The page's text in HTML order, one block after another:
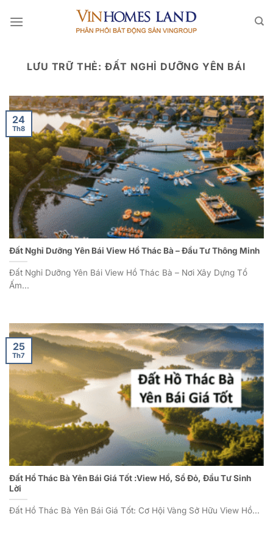
qua
LƯU TRỮ THẺ: ĐẤT NGHỈ DƯỠNG YÊN BÁI
Đất Nghỉ Dưỡng Yên Bái View Hồ Thác Bà – Đầu Tư Thông Minh
Đất Nghỉ Dưỡng Yên Bái View Hồ Thác Bà – Nơi Xây Dựng Tổ
Ấm...
24
Th8
Đất Hồ Thác Bà Yên Bái Giá Tốt :View Hồ, Sổ Đỏ, Đầu Tư Sinh
Lời
Đất Hồ Thác Bà Yên Bái Giá Tốt: Cơ Hội Vàng Sở Hữu View Hồ...
25
Th7